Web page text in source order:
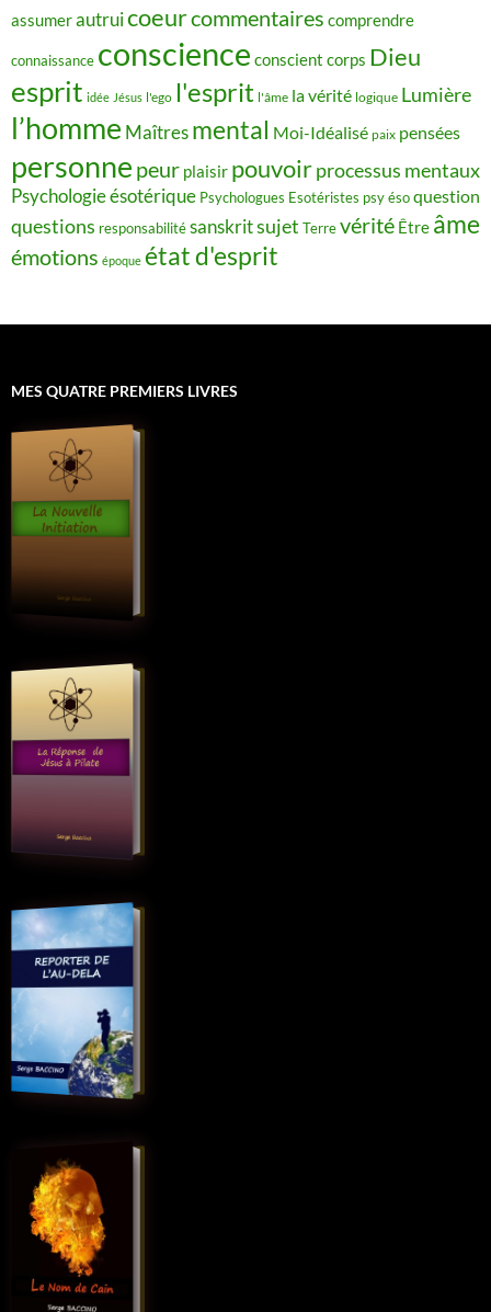
assumerautruicoeurcommentaires comprendre
connaissance conscience conscient corps Dieu
esprit idée Jésus l'ego l'esprit l'âme la vérité logique Lumière
l’homme Maîtres mental Moi-Idéalisé paix pensées
personne peur plaisir pouvoirprocessus mentaux
Psychologie ésotérique Psychologues Esotéristes psy ésoquestion
questions responsabilitésanskritsujet Terrevérité Être âme
émotions époque état d'esprit
MES QUATRE PREMIERS LIVRES